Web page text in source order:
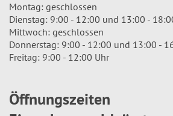
Montag: geschlossen
Dienstag: 9:00 - 12:00 und 13:00 -
Mittwoch: geschlossen
Donnerstag: 9:00 - 12:00 und 13:00 -
Freitag: 9:00 - 12:00 Uhr
Öffnungszeiten